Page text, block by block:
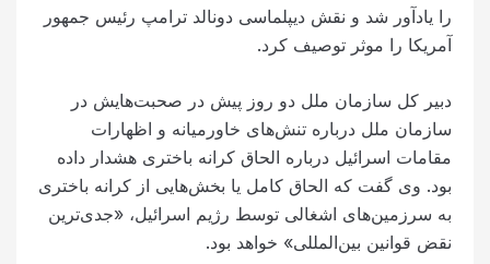
را یادآور شد و نقش دیپلماسی دونالد ترامپ رئیس جمهور
آمریکا را موثر توصیف کرد.
دبیر کل سازمان ملل دو روز پیش در صحبت‌هایش در
سازمان ملل درباره تنش‌های خاورمیانه و اظهارات
مقامات اسرائیل درباره الحاق کرانه باختری هشدار داده
بود. وی گفت که الحاق کامل یا بخش‌هایی از کرانه باختری
به سرزمین‌های اشغالی توسط رژیم اسرائیل، «جدی‌ترین
نقض قوانین بین‌المللی» خواهد بود.